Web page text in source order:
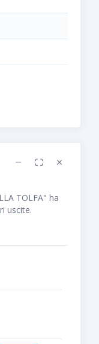
TOLFA" ha
uscite.